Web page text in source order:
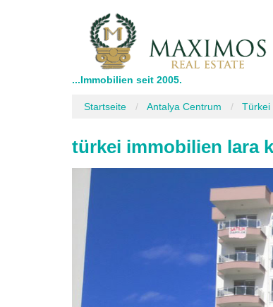
...Immobilien seit 2005.
Startseite Antalya Centrum Türkei
türkei immobilien lara